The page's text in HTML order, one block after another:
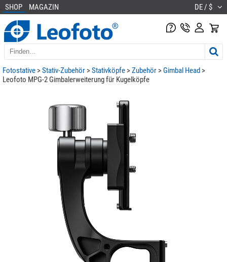
SHOP MAGAZIN DE / $
Fotostative >Stativ-Zubehör >Stativköpfe >Zubehör >Gimbal Head >
Leofoto MPG-2 Gimbalerweiterung für Kugelköpfe